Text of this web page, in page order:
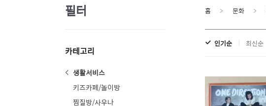
필터
카테고리
생활서비스
키즈카페/놀이방
찜질방/사우나
홈 문화
인기순 최신순